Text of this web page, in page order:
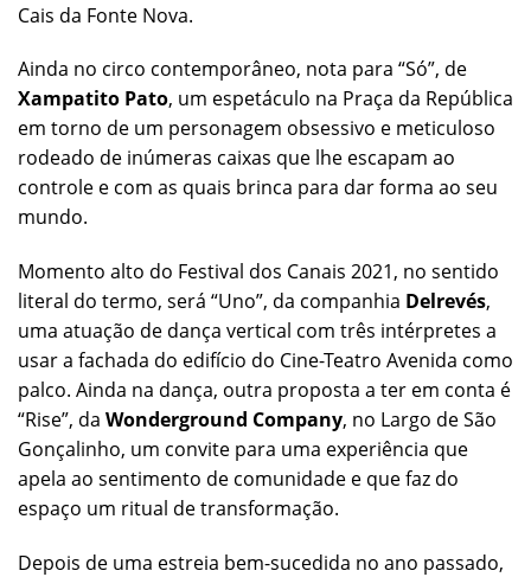
Cais da Fonte Nova.
Ainda no circo contemporâneo, nota para “Só”, de
Xampatito Pato, um espetáculo na Praça da República
em torno de um personagem obsessivo e meticuloso
rodeado de inúmeras caixas que lhe escapam ao
controle e com as quais brinca para dar forma ao seu
mundo.
Momento alto do Festival dos Canais 2021, no sentido
literal do termo, será “Uno”, da companhia Delrevés,
uma atuação de dança vertical com três intérpretes a
usar a fachada do edifício do Cine-Teatro Avenida como
palco. Ainda na dança, outra proposta a ter em conta é
“Rise”, da Wonderground Company, no Largo de São
Gonçalinho, um convite para uma experiência que
apela ao sentimento de comunidade e que faz do
espaço um ritual de transformação.
Depois de uma estreia bem-sucedida no ano passado,